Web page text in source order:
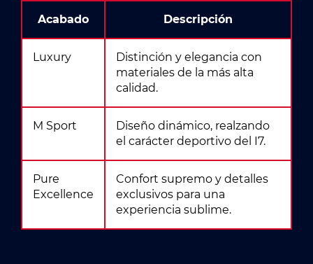
Acabado Descripción
Luxury
Distinción y elegancia con
materiales de la más alta
calidad.
M Sport
Diseño dinámico, realzando
el carácter deportivo del I7.
Pure
Excellence
Confort supremo y detalles
exclusivos para una
experiencia sublime.